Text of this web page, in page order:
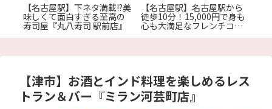
【名古屋駅】下ネタ満載!?美
味しくて面白すぎる至高の
寿司屋『丸八寿司 駅前店』
【名古屋駅】名古屋駅から
徒歩10分！15,000円で身も
心も大満足なフレンチコー
【津市】お酒とインド料理を楽しめるレス
トラン＆バー『ミラン河芸町店』